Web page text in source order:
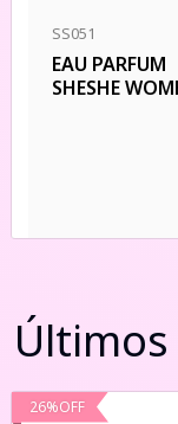
SS051
EAU PARFUM
SHESHE
26%OFF